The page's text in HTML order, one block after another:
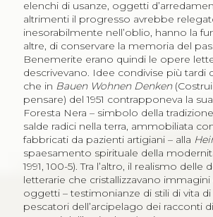
elenchi di usanze, oggetti
altrimenti il progresso avrebbe
inesorabilmente nell’oblio, hanno la
altre, di conservare la memoria del
Benemerite erano quindi le opere
descrivevano. Idee condivise più tardi
che in Bauen Wohnen Denken
pensare) del 1951 contrapponeva la
Foresta Nera – simbolo della
salde radici nella terra, ammobiliata
fabbricati da pazienti artigiani – alla
spaesamento spirituale della
1991, 100-5). Tra l’altro, il realismo delle
letterarie che cristallizzavano
oggetti – testimonianze di stili di vita di
pescatori dell’arcipelago dei racconti di